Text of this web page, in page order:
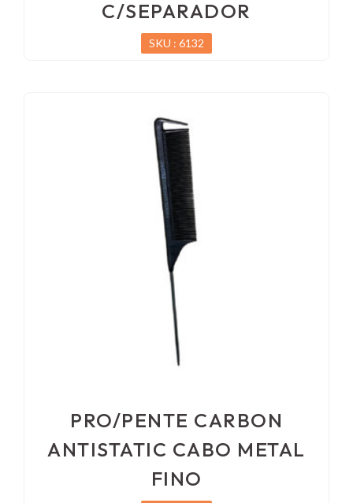
C/SEPARADOR
SKU : 6132
PRO/PENTE CARBON
ANTISTATIC CABO METAL
FINO